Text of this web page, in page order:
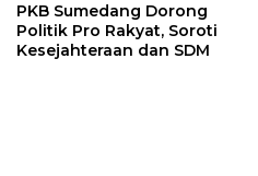
PKB Sumedang Dorong
Politik Pro Rakyat, Soroti
Kesejahteraan dan SDM